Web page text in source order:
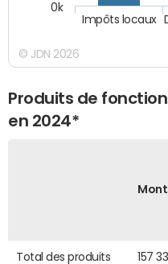
Impôts locaux
0k
© JDN 2026
Produits de
en 2024*
Total des produits
157